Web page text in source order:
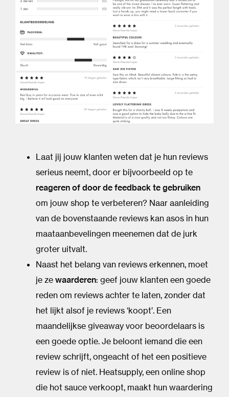
Laat jij jouw klanten weten dat je hun reviews
serieus neemt, door er bijvoorbeeld op te
reageren of door de feedback te gebruiken
om jouw shop te verbeteren? Naar aanleiding
van de bovenstaande reviews kan asos in hun
maataanbevelingen meenemen dat de jurk
groter uitvalt.
Naast het belang van reviews erkennen, moet
je ze waarderen: geef jouw klanten een goede
reden om reviews achter te laten, zonder dat
het lijkt alsof je reviews ‘koopt’. Een
maandelijkse giveaway voor beoordelaars is
een goede optie. Je beloont iemand die een
review schrijft, ongeacht of het een positieve
review is of niet. Heatsupply, een online shop
die hot sauce verkoopt, maakt hun waardering